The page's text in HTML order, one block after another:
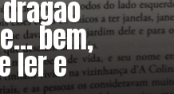
bem,
ler e